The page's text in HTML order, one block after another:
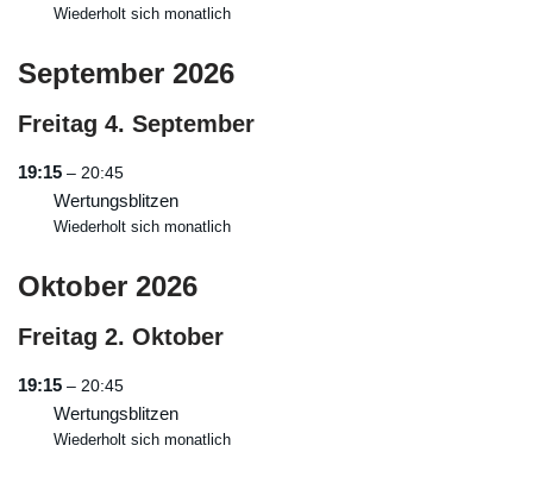
Wiederholt sich monatlich
September 2026
Freitag 4. September
19:15 – 20:45
Wertungsblitzen
Wiederholt sich monatlich
Oktober 2026
Freitag 2. Oktober
19:15 – 20:45
Wertungsblitzen
Wiederholt sich monatlich